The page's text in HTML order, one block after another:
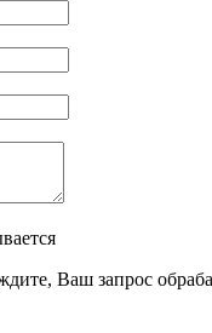
Ваш запрос